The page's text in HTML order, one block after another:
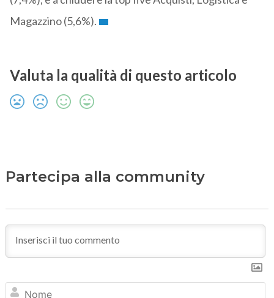
Magazzino (5,6%).
Valuta la qualità di questo articolo
Partecipa alla community